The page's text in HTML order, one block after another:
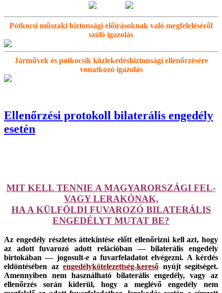
Pótkocsi műszaki biztonsági előírásoknak való megfeleléséről
szóló igazolás
Járművek és pótkocsik közlekedésbiztonsági ellenőrzésére
vonatkozó igazolás
Ellenőrzési protokoll bilaterális engedély
esetén
MIT KELL TENNIE A MAGYARORSZÁGI FEL-
VAGY LERAKÓNAK,
HA A KÜLFÖLDI FUVAROZÓ BILATERÁLIS
ENGEDÉLYT MUTAT BE?
Az engedély részletes áttekintése előtt ellenőrizni kell azt, hogy
az adott fuvarozó adott relációban — bilaterális engedély
birtokában — jogosult-e a fuvarfeladatot elvégezni. A kérdés
eldöntésében az engedélykötelezettség-kereső nyújt segítséget.
Amennyiben nem használható bilaterális engedély, vagy az
ellenőrzés során kiderül, hogy a meglévő engedély nem